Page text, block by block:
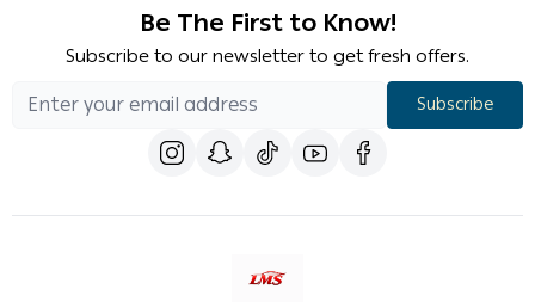
Be The First to Know!
Subscribe to our newsletter to get fresh offers.
Subscribe